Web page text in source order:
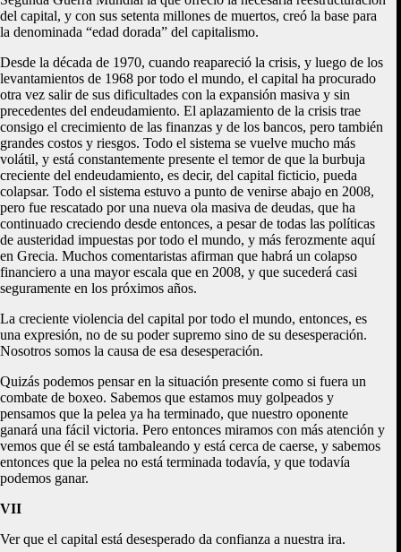
del capital, y con sus setenta millones de muertos, creó la base para
la denominada “edad dorada” del capitalismo.
Desde la década de 1970, cuando reapareció la crisis, y luego de los
levantamientos de 1968 por todo el mundo, el capital ha procurado
otra vez salir de sus dificultades con la expansión masiva y sin
precedentes del endeudamiento. El aplazamiento de la crisis trae
consigo el crecimiento de las finanzas y de los bancos, pero también
grandes costos y riesgos. Todo el sistema se vuelve mucho más
volátil, y está constantemente presente el temor de que la burbuja
creciente del endeudamiento, es decir, del capital ficticio, pueda
colapsar. Todo el sistema estuvo a punto de venirse abajo en 2008,
pero fue rescatado por una nueva ola masiva de deudas, que ha
continuado creciendo desde entonces, a pesar de todas las políticas
de austeridad impuestas por todo el mundo, y más ferozmente aquí
en Grecia. Muchos comentaristas afirman que habrá un colapso
financiero a una mayor escala que en 2008, y que sucederá casi
seguramente en los próximos años.
La creciente violencia del capital por todo el mundo, entonces, es
una expresión, no de su poder supremo sino de su desesperación.
Nosotros somos la causa de esa desesperación.
Quizás podemos pensar en la situación presente como si fuera un
combate de boxeo. Sabemos que estamos muy golpeados y
pensamos que la pelea ya ha terminado, que nuestro oponente
ganará una fácil victoria. Pero entonces miramos con más atención y
vemos que él se está tambaleando y está cerca de caerse, y sabemos
entonces que la pelea no está terminada todavía, y que todavía
podemos ganar.
VII
Ver que el capital está desesperado da confianza a nuestra ira.